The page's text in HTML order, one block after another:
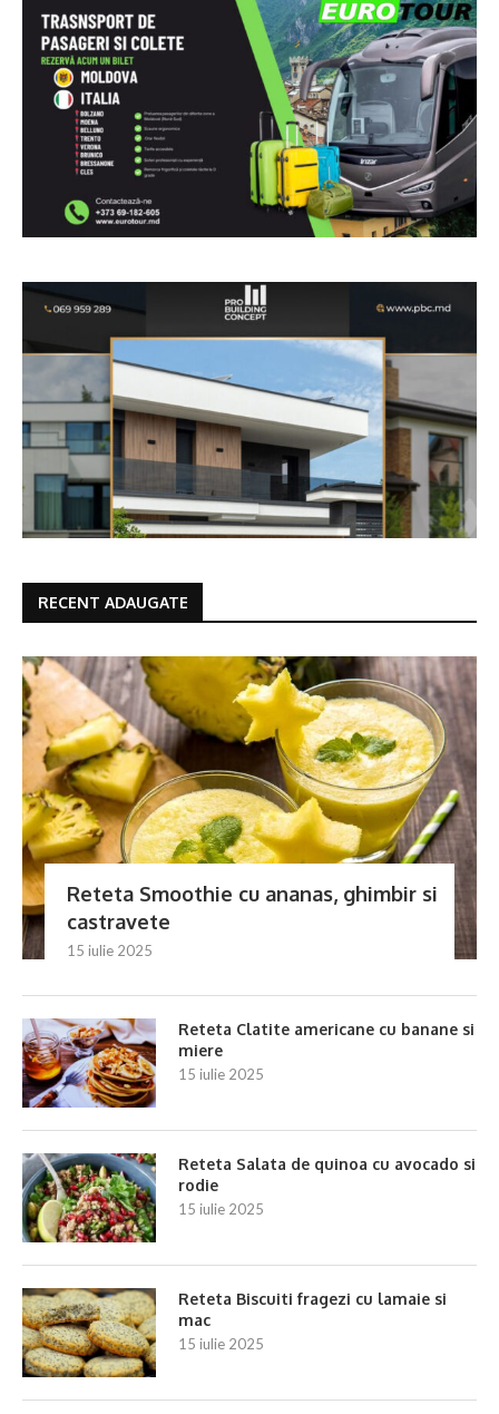
RECENT ADAUGATE
Reteta Smoothie cu ananas, ghimbir si
castravete
15 iulie 2025
Reteta Clatite americane cu banane si
miere
15 iulie 2025
Reteta Salata de quinoa cu avocado si
rodie
15 iulie 2025
Reteta Biscuiti fragezi cu lamaie si
mac
15 iulie 2025